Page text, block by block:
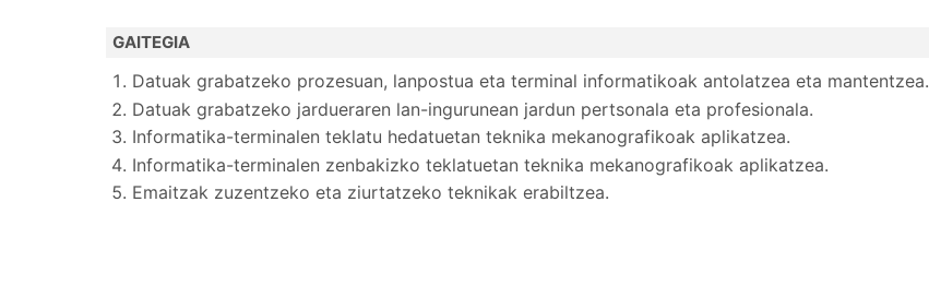
GAITEGIA
Datuak grabatzeko prozesuan, lanpostua eta terminal informatikoak antolatzea eta mantentzea.
Datuak grabatzeko jardueraren lan-ingurunean jardun pertsonala eta profesionala.
Informatika-terminalen teklatu hedatuetan teknika mekanografikoak aplikatzea.
Informatika-terminalen zenbakizko teklatuetan teknika mekanografikoak aplikatzea.
Emaitzak zuzentzeko eta ziurtatzeko teknikak erabiltzea.